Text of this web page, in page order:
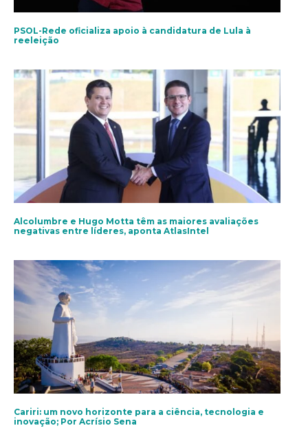
PSOL-Rede oficializa apoio à candidatura de Lula à
reeleição
Alcolumbre e Hugo Motta têm as maiores avaliações
negativas entre líderes, aponta AtlasIntel
Cariri: um novo horizonte para a ciência, tecnologia e
inovação; Por Acrísio Sena